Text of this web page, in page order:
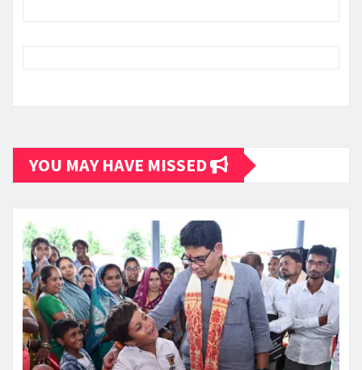
YOU MAY HAVE MISSED